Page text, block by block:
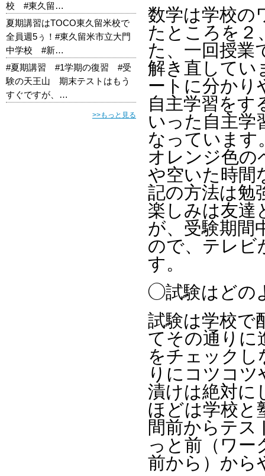
数学は学校の
たところを２
た、一回授業
解き直してい
ートに分かり
自主学習をす
いった自主学
なっています
オレンジ色の
や空いた時間
記の方法は勉
楽しみは友達
が、受験期間
ので、テレビ
す。
◯試験はどの
試験は学校で
てその通りに
をチェックし
りにコツコ
漬けは絶対に
ほどは学校と
間前からテス
っと前（ワー
前から）から
校 #東久留…
夏期講習はTOCO東久留米校で
全員週5ぅ！#東久留米市立大門
中学校 #新…
#夏期講習 #1学期の復習 #受
験の天王山 期末テストはもう
すぐですが、…
>>もっと見る